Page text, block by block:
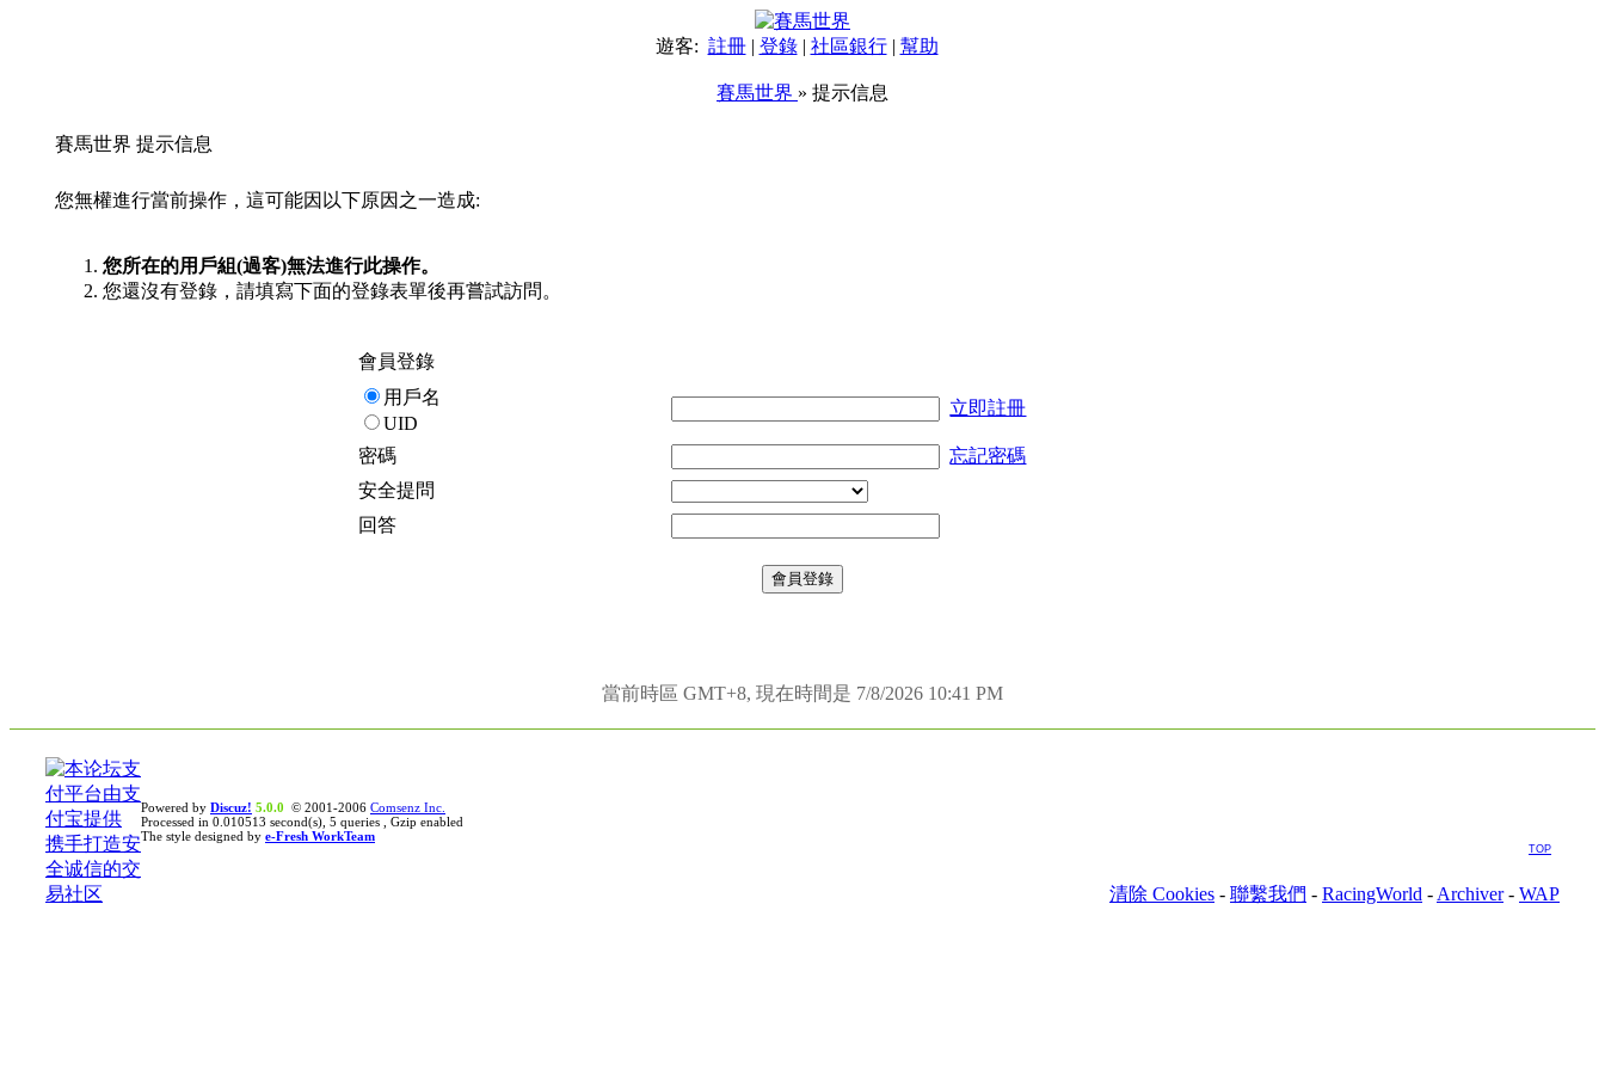
遊客: 註冊| 登錄| 社區銀行| 幫助
賽馬世界 » 提示信息
賽馬世界 提示信息
您無權進行當前操作，這可能因以下原因之一造成:
您所在的用戶組(過客)無法進行此操作。
您還沒有登錄，請填寫下面的登錄表單後再嘗試訪問。
會員登錄
用戶名
UID
立即註冊
密碼
忘記密碼
安全提問
回答
當前時區 GMT+8, 現在時間是 7/8/2026 10:41 PM
Powered by Discuz! 5.0.0 © 2001-2006 Comsenz Inc.
Processed in 0.010513 second(s), 5 queries , Gzip enabled
The style designed by e-Fresh WorkTeam
TOP
清除 Cookies - 聯繫我們 - RacingWorld - Archiver- WAP